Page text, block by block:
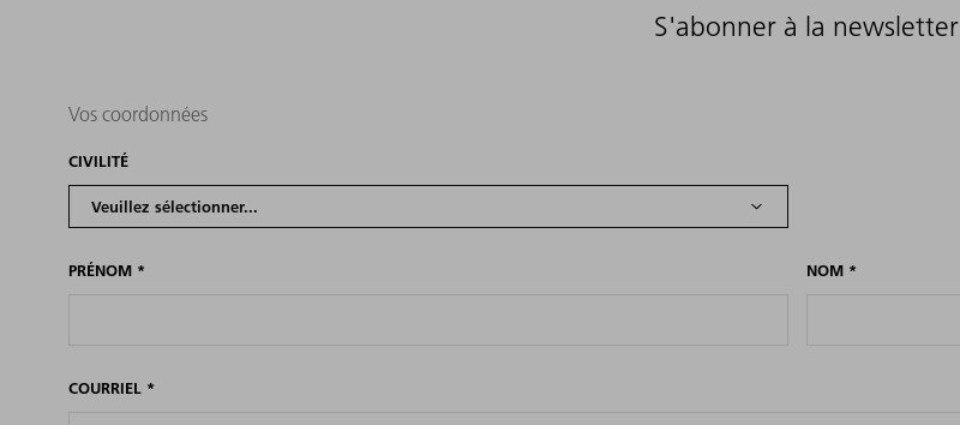
S'abonner à la newsletter
Vos coordonnées
CIVILITÉ
PRÉNOM * NOM *
COURRIEL *